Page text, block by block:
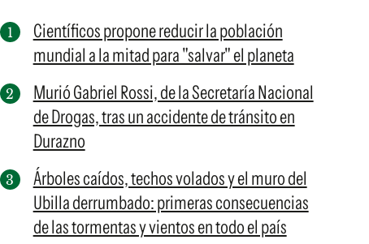
Científicos propone reducir la población
mundial a la mitad para "salvar" el planeta
Murió Gabriel Rossi, de la Secretaría Nacional
de Drogas, tras un accidente de tránsito en
Durazno
Árboles caídos, techos volados y el muro del
Ubilla derrumbado: primeras consecuencias
de las tormentas y vientos en todo el país